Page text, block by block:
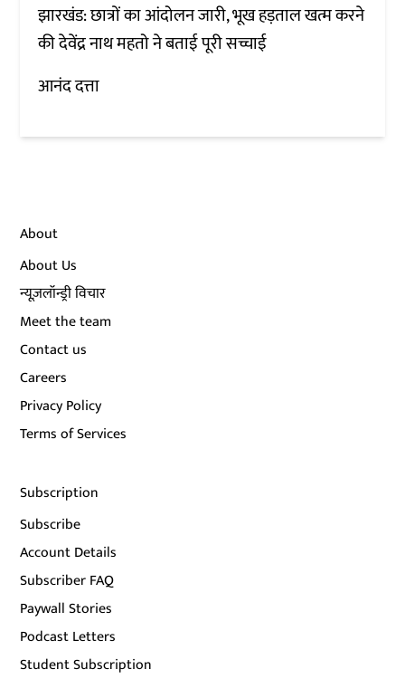
झारखंड: छात्रों का आंदोलन जारी, भूख हड़ताल खत्म करने
की देवेंद्र नाथ महतो ने बताई पूरी सच्चाई
आनंद दत्ता
About
About Us
न्यूज़लॉन्ड्री विचार
Meet the team
Contact us
Careers
Privacy Policy
Terms of Services
Subscription
Subscribe
Account Details
Subscriber FAQ
Paywall Stories
Podcast Letters
Student Subscription